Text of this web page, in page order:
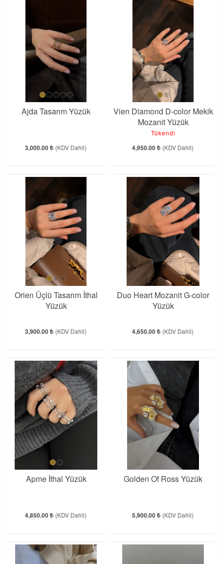
Ajda Tasarım Yüzük
3,000.00 ₺ (KDV Dahil)
Vien Diamond D-color Mekik
Mozanit Yüzük
4,950.00 ₺ (KDV Dahil)
Tükendi
Orien Üçlü Tasarım İthal
Yüzük
3,900.00 ₺ (KDV Dahil)
Duo Heart Mozanit G-color
Yüzük
4,650.00 ₺ (KDV Dahil)
Apme İthal Yüzük
4,850.00 ₺ (KDV Dahil)
Golden Of Ross Yüzük
5,900.00 ₺ (KDV Dahil)